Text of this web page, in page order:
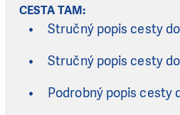
CESTA TAM:
Stručný popis cesty
Stručný popis cesty
Podrobný popis cesty